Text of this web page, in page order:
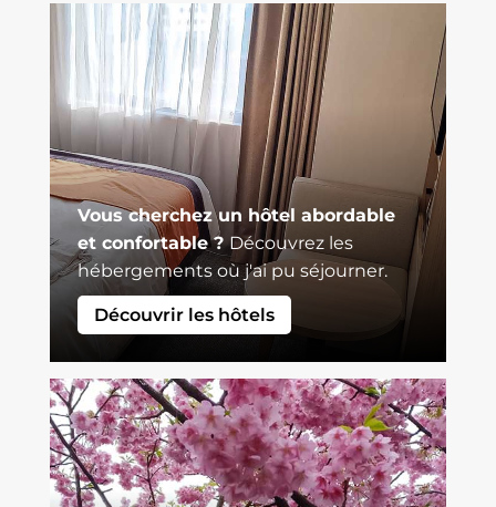
Vous cherchez un hôtel abordable
et confortable ?Découvrez les
hébergements où j'ai pu séjourner.
Découvrir les hôtels